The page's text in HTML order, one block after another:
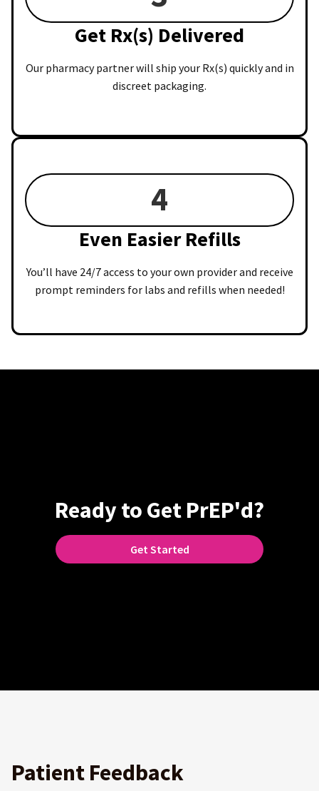
Get Rx(s) Delivered
Our pharmacy partner will ship your Rx(s) quickly and in
discreet packaging.
4
Even Easier Refills
You’ll have 24/7 access to your own provider and receive
prompt reminders for labs and refills when needed!
Ready to Get PrEP'd?
Get Started
Patient Feedback